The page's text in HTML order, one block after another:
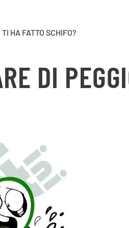
HA FATTO SCHIFO?
DI